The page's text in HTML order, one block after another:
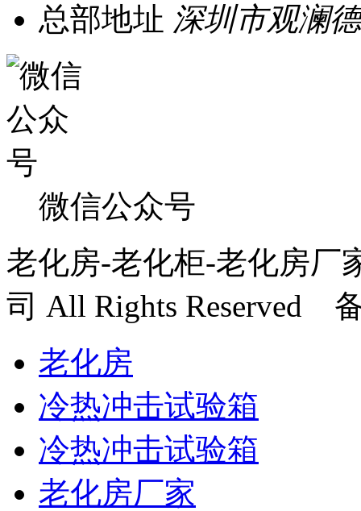
总部地址 深圳市观澜
微信公众号
老化房-老化柜-老化房厂
司 All Rights Reserved
老化房
冷热冲击试验箱
冷热冲击试验箱
老化房厂家